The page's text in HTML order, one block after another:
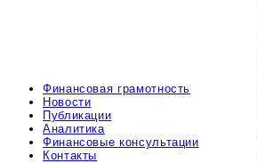
Финансовая грамотность
Новости
Публикации
Аналитика
Финансовые консультации
Контакты